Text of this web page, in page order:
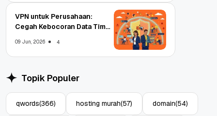
VPN untuk Perusahaan:
Cegah Kebocoran Data Tim
09 Jun, 2026 4
Topik Populer
qwords(366) hosting murah(57) domain(54)